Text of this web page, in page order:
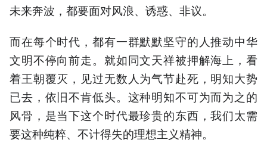
未来奔波，都要面对风浪、诱惑、非议。
而在每个时代，都有一群默默坚守的人推动中华
文明不停向前走。就如同文天祥被押解海上，看
着王朝覆灭，见过无数人为气节赴死，明知大势
已去，依旧不肯低头。这种明知不可为而为之的
风骨，是当下这个时代最珍贵的东西，我们太需
要这种纯粹、不计得失的理想主义精神。